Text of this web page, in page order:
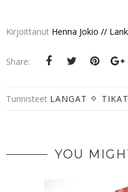
Kirjoittanut Henna Jokio //
Share:
Tunnisteet LANGAT
YOU